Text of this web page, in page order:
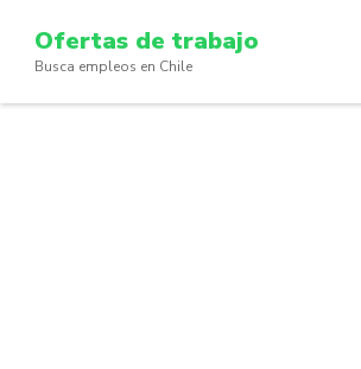
content
(Press
Ofertas de trabajo
Busca empleos en Chile